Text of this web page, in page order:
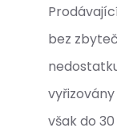
bez
však do